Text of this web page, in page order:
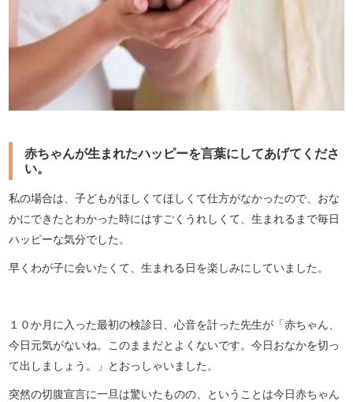
赤ちゃんが生まれたハッピーを言葉にしてあげてくださ
い。
私の場合は、子どもがほしくてほしくて仕方がなかったので、おな
かにできたとわかった時にはすごくうれしくて、生まれるまで毎日
ハッピーな気分でした。
早くわが子に会いたくて、生まれる日を楽しみにしていました。
１０か月に入った最初の検診日、心音を計った先生が「赤ちゃん、
今日元気がないね。このままだとよくないです。今日おなかを切っ
て出しましょう。」とおっしゃいました。
突然の切腹宣言に一旦は驚いたものの、ということは今日赤ちゃん